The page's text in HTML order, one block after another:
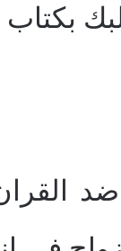
بكتاب